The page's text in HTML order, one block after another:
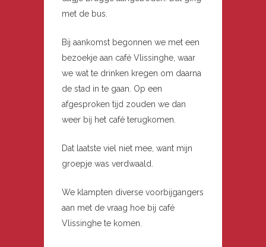
met de bus.
Bij aankomst begonnen we met een
bezoekje aan café Vlissinghe, waar
we wat te drinken kregen om daarna
de stad in te gaan. Op een
afgesproken tijd zouden we dan
weer bij het café terugkomen.
Dat laatste viel niet mee, want mijn
groepje was verdwaald.
We klampten diverse voorbijgangers
aan met de vraag hoe bij café
Vlissinghe te komen.